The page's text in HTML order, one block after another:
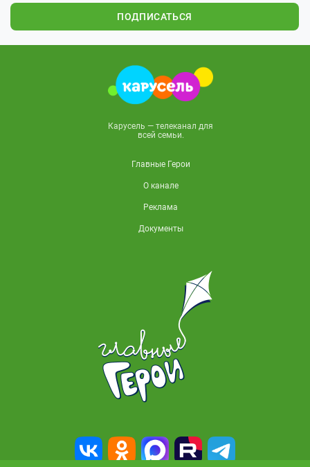
ПОДПИСАТЬСЯ
Карусель — телеканал для
всей семьи.
Главные Герои
О канале
Реклама
Документы